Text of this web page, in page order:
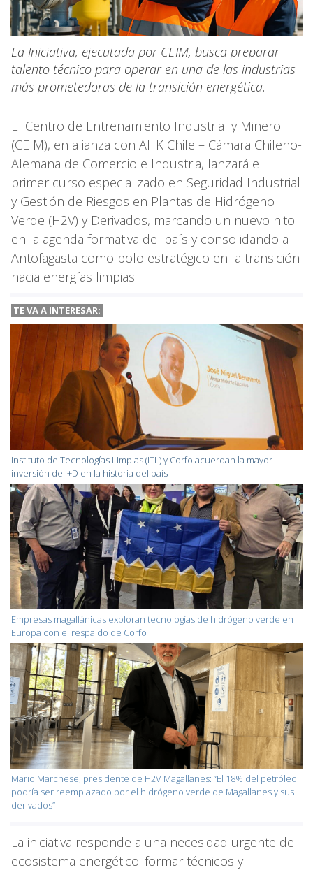
La Iniciativa, ejecutada por CEIM, busca preparar
talento técnico para operar en una de las industrias
más prometedoras de la transición energética.
El Centro de Entrenamiento Industrial y Minero
(CEIM), en alianza con AHK Chile – Cámara Chileno-
Alemana de Comercio e Industria, lanzará el
primer curso especializado en Seguridad Industrial
y Gestión de Riesgos en Plantas de Hidrógeno
Verde (H2V) y Derivados, marcando un nuevo hito
en la agenda formativa del país y consolidando a
Antofagasta como polo estratégico en la transición
hacia energías limpias.
TE VA A INTERESAR:
Instituto de Tecnologías Limpias (ITL) y Corfo acuerdan la mayor
inversión de I+D en la historia del país
Empresas magallánicas exploran tecnologías de hidrógeno verde en
Europa con el respaldo de Corfo
Mario Marchese, presidente de H2V Magallanes: “El 18% del petróleo
podría ser reemplazado por el hidrógeno verde de Magallanes y sus
derivados”
La iniciativa responde a una necesidad urgente del
ecosistema energético: formar técnicos y